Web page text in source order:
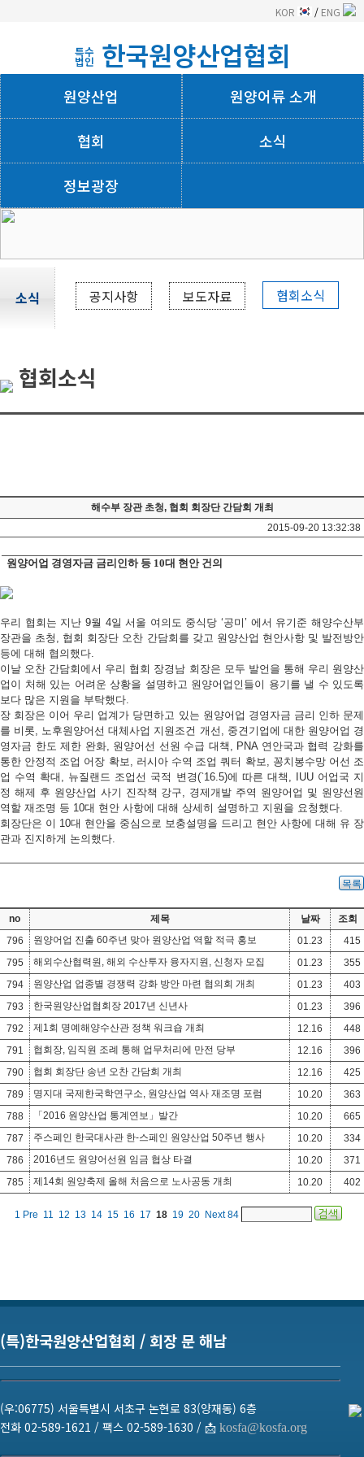
KOR / ENG
특수
법인 한국원양산업협회
원양산업 원양어류 소개
협회 소식
정보광장
소식
공지사항 보도자료 협회소식
협회소식
해수부 장관 초청, 협회 회장단 간담회 개최
2015-09-20 13:32:38
원양어업 경영자금 금리인하 등 10대 현안 건의
우리 협회는 지난 9월 4일 서울 여의도 중식당 ‘공미’ 에서 유기준 해양수산부
장관을 초청, 협회 회장단 오찬 간담회를 갖고 원양산업 현안사항 및 발전방안
등에 대해 협의했다.
이날 오찬 간담회에서 우리 협회 장경남 회장은 모두 발언을 통해 우리 원양산
업이 처해 있는 어려운 상황을 설명하고 원양어업인들이 용기를 낼 수 있도록
보다 많은 지원을 부탁했다.
장 회장은 이어 우리 업계가 당면하고 있는 원양어업 경영자금 금리 인하 문제
를 비롯, 노후원양어선 대체사업 지원조건 개선, 중견기업에 대한 원양어업 경
영자금 한도 제한 완화, 원양어선 선원 수급 대책, PNA 연안국과 협력 강화를
통한 안정적 조업 어장 확보, 러시아 수역 조업 쿼터 확보, 꽁치봉수망 어선 조
업 수역 확대, 뉴질랜드 조업선 국적 변경(`16.5)에 따른 대책, IUU 어업국 지
정 해제 후 원양산업 사기 진작책 강구, 경제개발 주역 원양어업 및 원양선원
역할 재조명 등 10대 현안 사항에 대해 상세히 설명하고 지원을 요청했다.
회장단은 이 10대 현안을 중심으로 보충설명을 드리고 현안 사항에 대해 유 장
관과 진지하게 논의했다.
목록
no 제목 날짜
조회
796
원양어업 진출 60주년 맞아 원양산업 역할 적극 홍보 01.23
415
795
해외수산협력원, 해외 수산투자 융자지원, 신청자 모집 01.23
355
794
원양산업 업종별 경쟁력 강화 방안 마련 협의회 개최 01.23
403
793
한국원양산업협회장 2017년 신년사 01.23
396
792
제1회 명예해양수산관 정책 워크숍 개최 12.16
448
791
협회장, 임직원 조례 통해 업무처리에 만전 당부 12.16
396
790
협회 회장단 송년 오찬 간담회 개최 12.16
425
789
명지대 국제한국학연구소, 원양산업 역사 재조명 포럼 10.20
363
788
「2016 원양산업 통계연보」발간 10.20
665
787
주스페인 한국대사관 한-스페인 원양산업 50주년 행사 10.20
334
786
2016년도 원양어선원 임금 협상 타결 10.20
371
785
제14회 원양축제 올해 처음으로 노사공동 개최 10.20 402
1 Pre 11 12 13 14 15 16 17 18 19 20 Next 84
(특)한국원양산업협회 / 회장 문 해남
(우:06775) 서울특별시 서초구 논현로 83(양재동) 6층
전화 02-589-1621 / 팩스 02-589-1630 / 📩 kosfa@kosfa.org